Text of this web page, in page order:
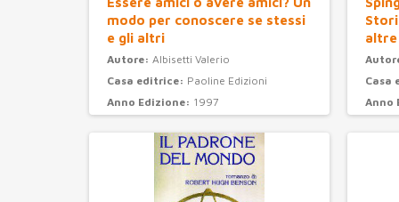
modo per conoscere se stessi
e gli altri
Autore: Albisetti Valerio
Casa editrice: Paoline Edizioni
Anno Edizione: 1997
Casa
Anno